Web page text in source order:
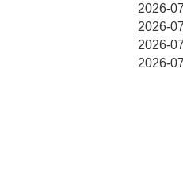
2026-
2026-
2026-
2026-